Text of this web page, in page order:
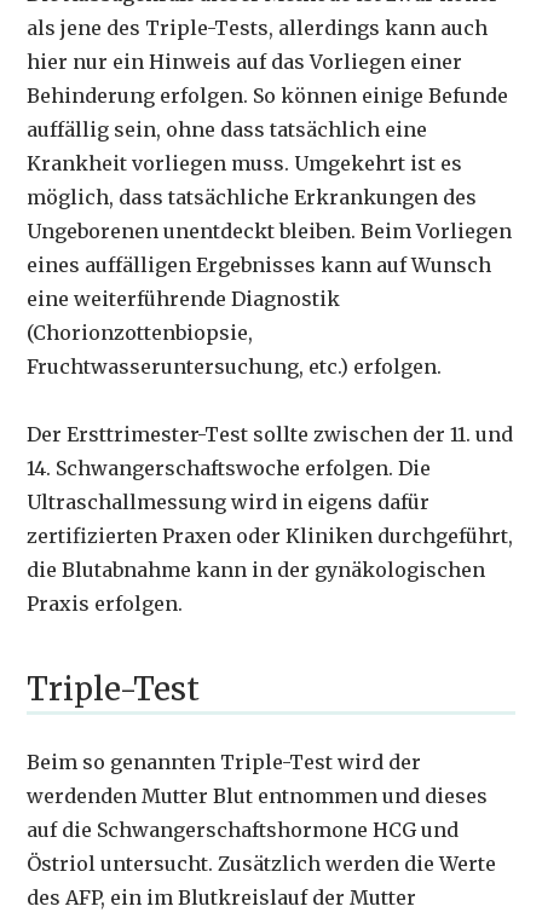
als jene des Triple-Tests, allerdings kann auch
hier nur ein Hinweis auf das Vorliegen einer
Behinderung erfolgen. So können einige Befunde
auffällig sein, ohne dass tatsächlich eine
Krankheit vorliegen muss. Umgekehrt ist es
möglich, dass tatsächliche Erkrankungen des
Ungeborenen unentdeckt bleiben. Beim Vorliegen
eines auffälligen Ergebnisses kann auf Wunsch
eine weiterführende Diagnostik
(Chorionzottenbiopsie,
Fruchtwasseruntersuchung, etc.) erfolgen.
Der Ersttrimester-Test sollte zwischen der 11. und
14. Schwangerschaftswoche erfolgen. Die
Ultraschallmessung wird in eigens dafür
zertifizierten Praxen oder Kliniken durchgeführt,
die Blutabnahme kann in der gynäkologischen
Praxis erfolgen.
Triple-Test
Beim so genannten Triple-Test wird der
werdenden Mutter Blut entnommen und dieses
auf die Schwangerschaftshormone HCG und
Östriol untersucht. Zusätzlich werden die Werte
des AFP, ein im Blutkreislauf der Mutter